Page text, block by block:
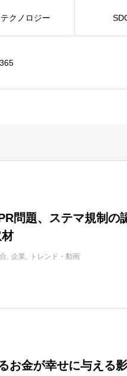
テクノロジー
問題、ステマ規制の
企業 トレンド・動画
お金が幸せに与える